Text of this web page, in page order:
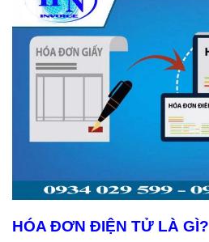
HÓA ĐƠN ĐIỆN TỬ LÀ GÌ?